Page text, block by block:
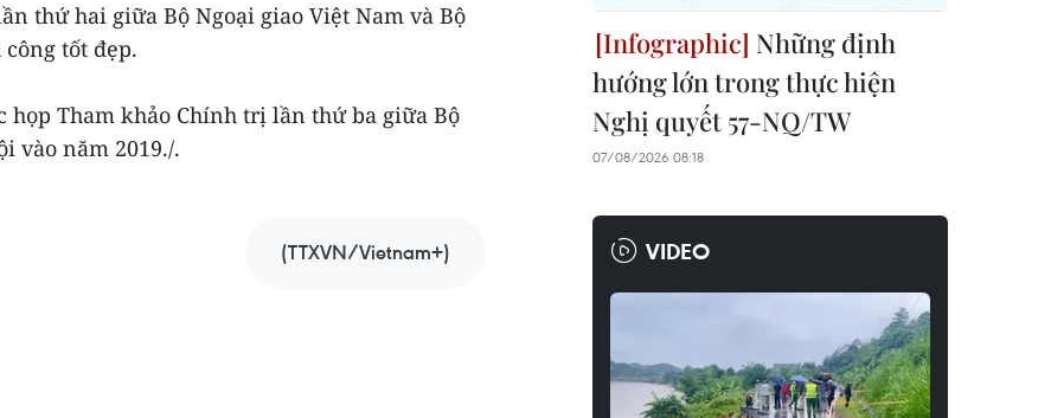
thứ hai giữa Bộ Ngoại giao Việt Nam và Bộ
tốt đẹp.
họp Tham khảo Chính trị lần thứ ba giữa Bộ
vào năm 2019./.
(TTXVN/Vietnam+)
Những định
hướng lớn trong thực hiện
Nghị quyết 57-NQ/TW
07/08/2026 08:18
VIDEO